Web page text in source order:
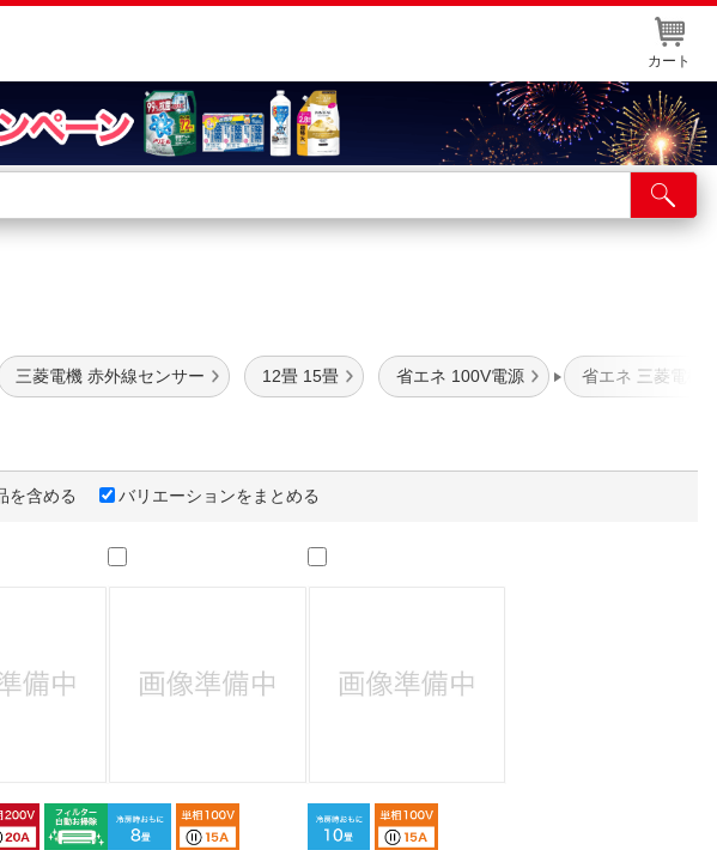
カート
店舗情報・店舗一覧
三菱電機 赤外線センサー 12畳 15畳 省エネ 100V電源 省エネ 三菱電機
を含める バリエーションをまとめる